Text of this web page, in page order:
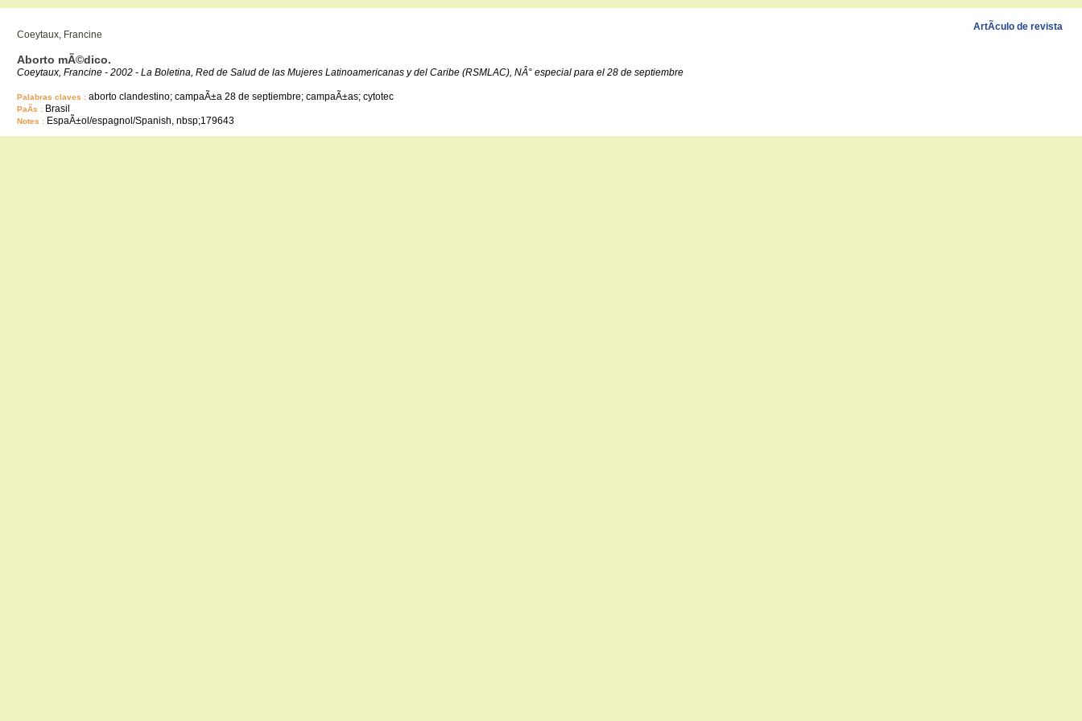
ArtÃ­culo de revista
Coeytaux, Francine
Aborto mÃ©dico.
Coeytaux, Francine - 2002 - La Boletina, Red de Salud de las Mujeres Latinoamericanas y del Caribe (RSMLAC), NÂ° especial para el 28 de septiembre
Palabras claves : aborto clandestino; campaÃ±a 28 de septiembre; campaÃ±as; cytotec
PaÃ­s : Brasil
Notes : EspaÃ±ol/espagnol/Spanish, nbsp;179643